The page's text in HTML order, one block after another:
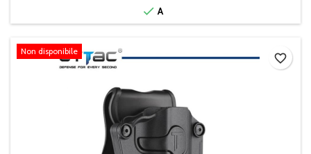
 A
Non disponibile
favorite_border